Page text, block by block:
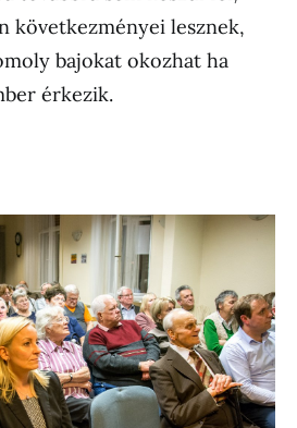
következményei lesznek,
bajokat okozhat ha
érkezik.